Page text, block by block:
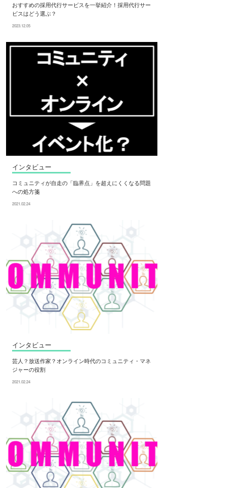
おすすめの採用代行サービスを一挙紹介！採用代行サー
ビスはどう選ぶ？
2023.12.05
インタビュー
コミュニティが自走の「臨界点」を超えにくくなる問題
への処方箋
2021.02.24
インタビュー
芸人？放送作家？オンライン時代のコミュニティ・マネ
ジャーの役割
2021.02.24